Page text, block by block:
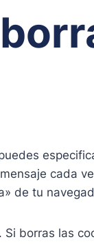
cada
de tu
borras las